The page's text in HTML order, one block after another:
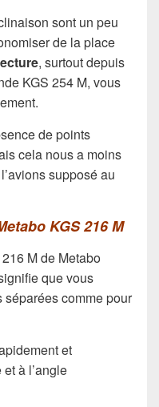
sont un peu
de la place
, surtout depuis
KGS 254 M, vous
de points
cela nous a moins
supposé au
KGS 216 M
M de Metabo
que vous
séparées comme pour
et
à l’angle